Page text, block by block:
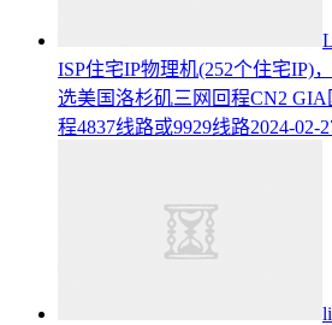
ISP住宅IP物理机(252个住宅IP)
选美国洛杉矶三网回程CN2
程4837线路或9929线路2024-02-